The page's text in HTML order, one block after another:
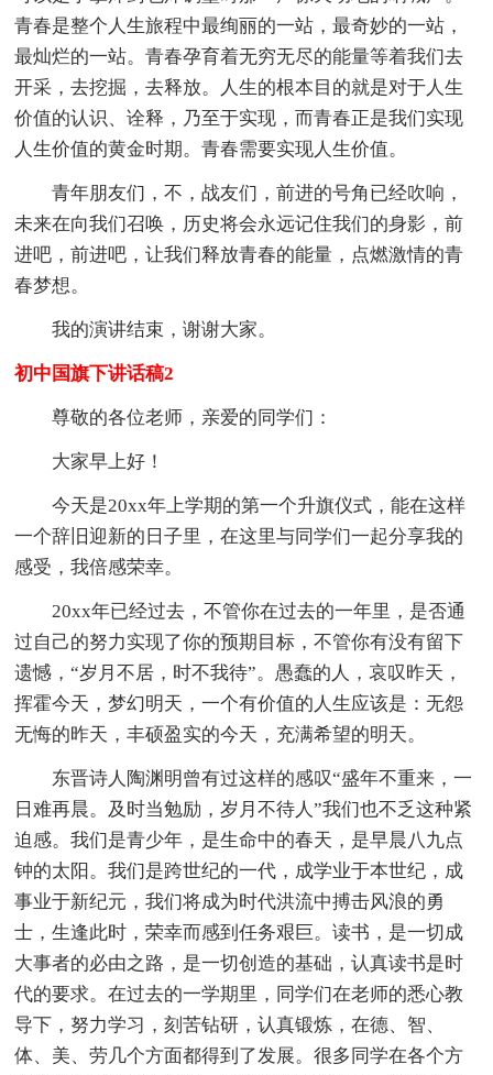
青春是整个人生旅程中最绚丽的一站，最奇妙的一站，
最灿烂的一站。青春孕育着无穷无尽的能量等着我们去
开采，去挖掘，去释放。人生的根本目的就是对于人生
价值的认识、诠释，乃至于实现，而青春正是我们实现
人生价值的黄金时期。青春需要实现人生价值。
青年朋友们，不，战友们，前进的号角已经吹响，
未来在向我们召唤，历史将会永远记住我们的身影，前
进吧，前进吧，让我们释放青春的能量，点燃激情的青
春梦想。
我的演讲结束，谢谢大家。
初中国旗下讲话稿2
尊敬的各位老师，亲爱的同学们：
大家早上好！
今天是20xx年上学期的第一个升旗仪式，能在这样
一个辞旧迎新的日子里，在这里与同学们一起分享我的
感受，我倍感荣幸。
20xx年已经过去，不管你在过去的一年里，是否通
过自己的努力实现了你的预期目标，不管你有没有留下
遗憾，“岁月不居，时不我待”。愚蠢的人，哀叹昨天，
挥霍今天，梦幻明天，一个有价值的人生应该是：无怨
无悔的昨天，丰硕盈实的今天，充满希望的明天。
东晋诗人陶渊明曾有过这样的感叹“盛年不重来，一
日难再晨。及时当勉励，岁月不待人”我们也不乏这种紧
迫感。我们是青少年，是生命中的春天，是早晨八九点
钟的太阳。我们是跨世纪的一代，成学业于本世纪，成
事业于新纪元，我们将成为时代洪流中搏击风浪的勇
士，生逢此时，荣幸而感到任务艰巨。读书，是一切成
大事者的必由之路，是一切创造的基础，认真读书是时
代的要求。在过去的一学期里，同学们在老师的悉心教
导下，努力学习，刻苦钻研，认真锻炼，在德、智、
体、美、劳几个方面都得到了发展。很多同学在各个方